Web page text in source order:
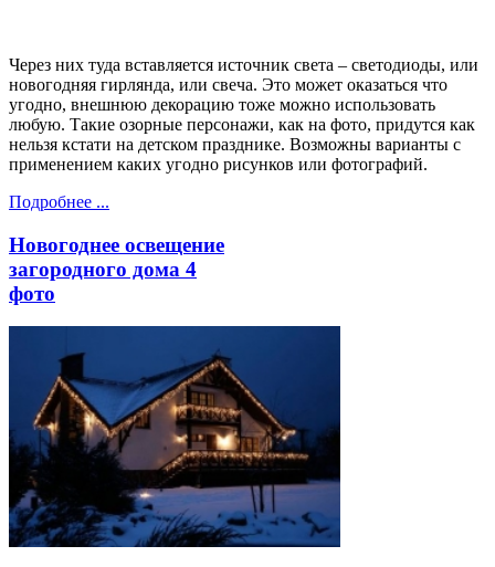
Через них туда вставляется источник света – светодиоды, или
новогодняя гирлянда, или свеча. Это может оказаться что
угодно, внешнюю декорацию тоже можно использовать
любую. Такие озорные персонажи, как на фото, придутся как
нельзя кстати на детском празднике. Возможны варианты с
применением каких угодно рисунков или фотографий.
Подробнее ...
Новогоднее освещение
загородного дома 4
фото